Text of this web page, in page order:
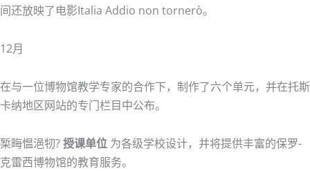
间还放映了电影Italia Addio non tornerò。
12月
在与一位博物馆教学专家的合作下，制作了六个单元，并在托斯
卡纳地区网站的专门栏目中公布。
椠畮愠浥牣?授课单位 为各级学校设计，并将提供丰富的保罗-
克雷西博物馆的教育服务。